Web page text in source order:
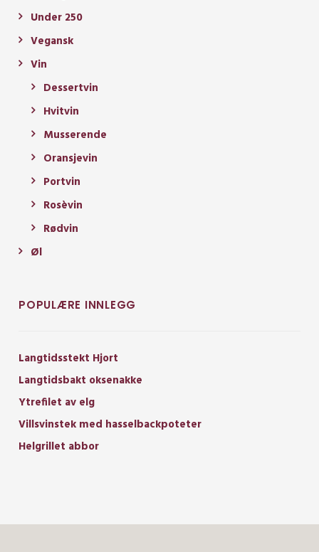
Under 250
Vegansk
Vin
Dessertvin
Hvitvin
Musserende
Oransjevin
Portvin
Rosèvin
Rødvin
Øl
POPULÆRE INNLEGG
Langtidsstekt Hjort
Langtidsbakt oksenakke
Ytrefilet av elg
Villsvinstek med hasselbackpoteter
Helgrillet abbor